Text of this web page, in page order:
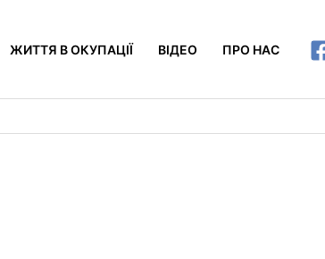
ЖИТТЯ В ОКУПАЦІЇ ВІДЕО ПРО НАС